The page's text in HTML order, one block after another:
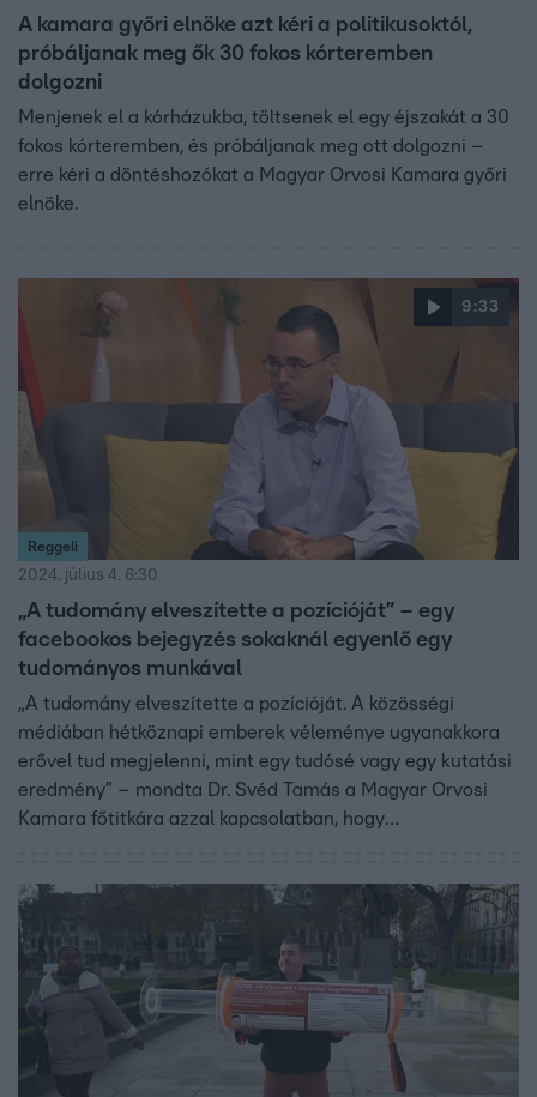
A kamara győri elnöke azt kéri a politikusoktól,
próbáljanak meg ők 30 fokos kórteremben
dolgozni
Menjenek el a kórházukba, töltsenek el egy éjszakát a 30
fokos kórteremben, és próbáljanak meg ott dolgozni –
erre kéri a döntéshozókat a Magyar Orvosi Kamara győri
elnöke.
9:33
Reggeli
2024. július 4. 6:30
„A tudomány elveszítette a pozícióját” – egy
facebookos bejegyzés sokaknál egyenlő egy
tudományos munkával
„A tudomány elveszítette a pozícióját. A közösségi
médiában hétköznapi emberek véleménye ugyanakkora
erővel tud megjelenni, mint egy tudósé vagy egy kutatási
eredmény” – mondta Dr. Svéd Tamás a Magyar Orvosi
Kamara főtitkára azzal kapcsolatban, hogy
kiemelte, a szamárköhögés is egy olyan betegség, mely
védőoltással megelőzhető, azonban az utóbbi időben az
ilyen megbetegedések száma is emelkedett hazánkban.
Persze nemcsak az oltásokról volt szó, előkerült az
orvoshiány, az utánpótlás hiánya, az egészségügyben
dolgozók fizetése és a Pintér Sándorral való
egyeztetések is. Részletek a videóban.